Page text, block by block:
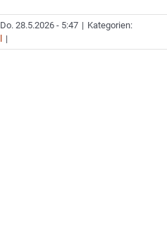
Do. 28.5.2026 - 5:47 | Kategorien:
|